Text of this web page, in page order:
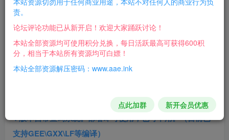
one piece？
版本介绍：
1 版本自带背包神器。
2 版本自带群管系统，含全自动挂机。
4 版本自带查询系统。部署即可使用，也可不用。（目前已
支持GEE\GXX\LF等编译）
责。
论坛评论功能已从新开启！欢迎大家踊跃讨论！
本站全部资源均可使用积分兑换，每日活跃最高可获得600积
分，相当于本站所有资源均可白嫖！
本站全部资源解压密码：www.aae.ink
点此加群 新开会员优惠